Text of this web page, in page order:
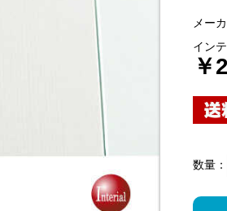
メー
イン
￥
数量：